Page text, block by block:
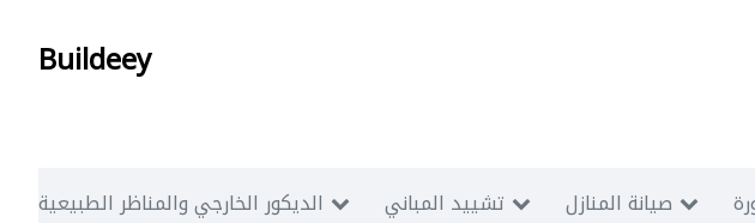
Buildeey
الديكور الخارجي والمناظر الطبيعية تشييد المباني صيانة المنازل